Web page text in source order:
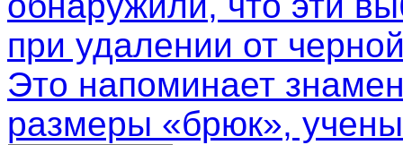
при удалении от
Это напоминает
размеры «брюк»,